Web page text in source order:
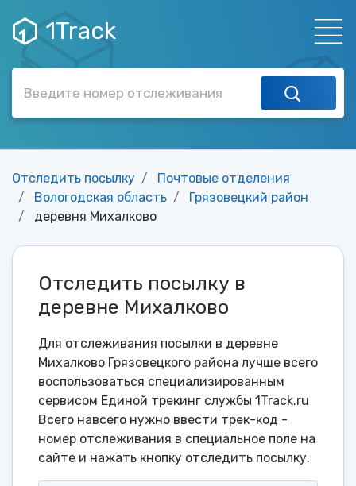
1Track
Отследить посылку
Почтовые отделения
Вологодская область
Грязовецкий район
деревня Михалково
Отследить посылку в
деревне Михалково
Для отслеживания посылки в деревне
Михалково Грязовецкого района лучше всего
воспользоваться специализированным
сервисом Единой трекинг службы 1Track.ru
Всего навсего нужно ввести трек-код -
номер отслеживания в специальное поле на
сайте и нажать кнопку отследить посылку.